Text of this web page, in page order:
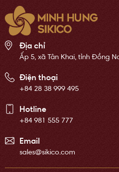
Địa chỉ
Ấp 5, xã Tân Khai, tỉnh Đồng
Điện thoại
+84 28 38 999 495
Hotline
+84 981 555 777
Email
sales@sikico.com